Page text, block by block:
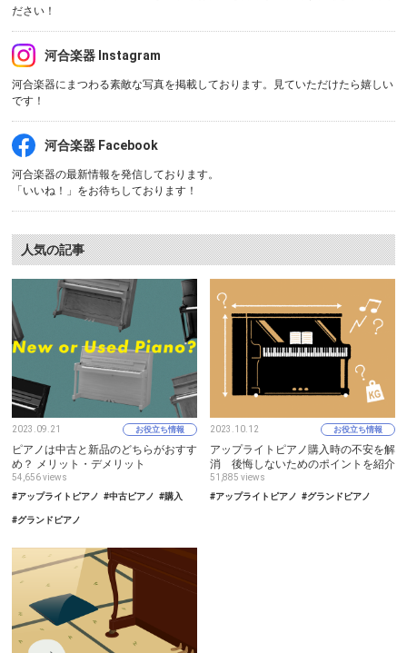
ださい！
河合楽器 Instagram
河合楽器にまつわる素敵な写真を掲載しております。見ていただけたら嬉しい
です！
河合楽器 Facebook
河合楽器の最新情報を発信しております。
「いいね！」をお待ちしております！
人気の記事
2023.09.21 お役立ち情報
ピアノは中古と新品のどちらがおすす
め？ メリット・デメリット
54,656 views
#アップライトピアノ #中古ピアノ #購入
#グランドピアノ
2023.10.12 お役立ち情報
アップライトピアノ購入時の不安を解
消 後悔しないためのポイントを紹介
51,885 views
#アップライトピアノ #グランドピアノ